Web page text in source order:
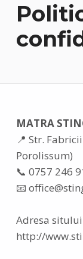
MATRA
📍 Str.
Porolissum)
📞 0757 246
📧
Adresa sitului
http://